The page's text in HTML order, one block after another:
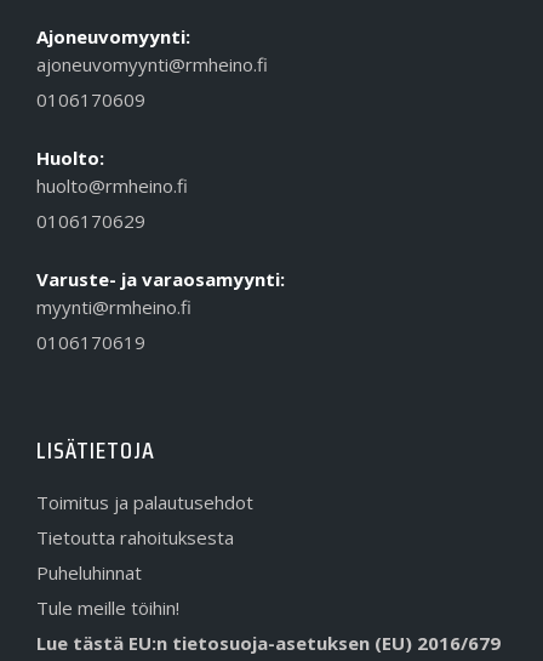
Ajoneuvomyynti:
ajoneuvomyynti@rmheino.fi
0106170609
Huolto:
huolto@rmheino.fi
0106170629
Varuste- ja varaosamyynti:
myynti@rmheino.fi
0106170619
LISÄTIETOJA
Toimitus ja palautusehdot
Tietoutta rahoituksesta
Puheluhinnat
Tule meille töihin!
Lue tästä EU:n tietosuoja-asetuksen (EU) 2016/679